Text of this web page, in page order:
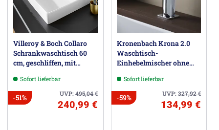
Spanplatte direktbeschichtet (bei anderen Farben und
Dekoren)
Korpus innen:
Spanplatte direktbeschichtet anthrazit
Den vordefinierten Waschtisch (Auswahl siehe oben)
bitte separat mitbestellen.
Herstellerinformationen
Villeroy & Boch AG, Postfach 1120, 66688 Mettlach DE,
Villeroy & Boch Collaro
Schrankwaschtisch 60
cm, geschliffen, mit
Sofort lieferbar
UVP:495,04€
-51%
240,99 €
Kronenbach Krona 2.0
Waschtisch-
Einhebelmischer ohne
Sofort lieferbar
UVP:327,92€
-59%
134,99 €